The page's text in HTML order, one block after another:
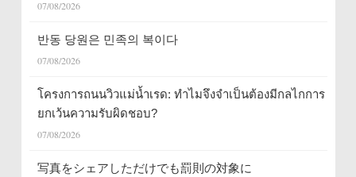
07/08/2026
반동 당원은 민족의 복이다
07/08/2026
โครงการถนนวิวแม่น้ำเรด: ทำไมจึงจำเป็นต้องมีกลไกการ
ยกเว้นความรับผิดชอบ?
07/08/2026
写真をシェアしただけでも罰則の対象に